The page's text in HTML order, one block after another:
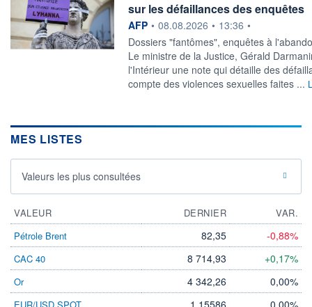
sur les défaillances des enquêtes
information fournie par
AFP • 08.08.2026 • 13:36 •
Dossiers "fantômes", enquêtes à
Le ministre de la Justice, Gérald
l'Intérieur une note qui détaille des
compte des violences sexuelles faites ...
MES LISTES
Valeurs les plus consultées
VALEUR DERNIER
VAR.
Pétrole Brent
82,35 -0,88%
CAC 40 8 714,93 +0,17%
Or 4 342,26 0,00%
1,15586 0,00%